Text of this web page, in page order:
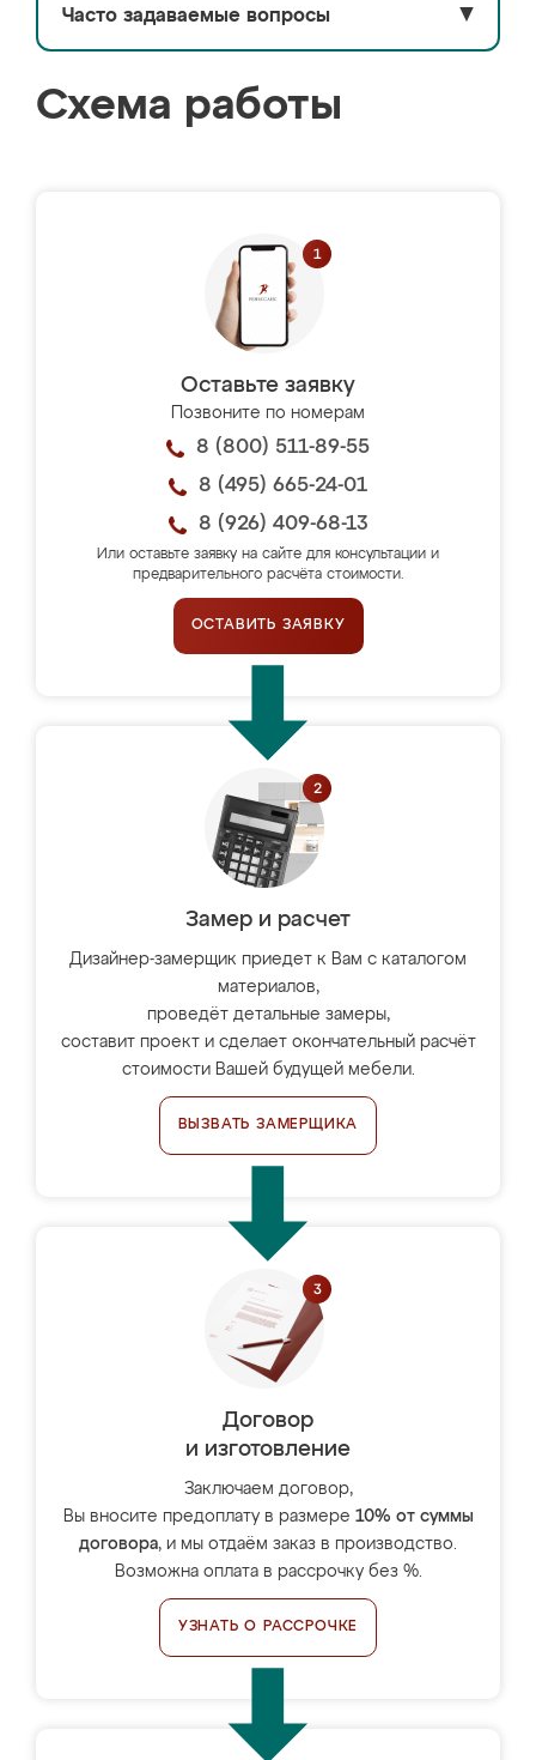
Часто задаваемые вопросы ▼
Схема работы
Оставьте заявку
Позвоните по номерам
8 (800) 511-89-55
8 (495) 665-24-01
8 (926) 409-68-13
Или оставьте заявку на сайте для консультации и
предварительного расчёта стоимости.
ОСТАВИТЬ ЗАЯВКУ
Замер и расчет
Дизайнер-замерщик приедет к Вам с каталогом
материалов,
проведёт детальные замеры,
составит проект и сделает окончательный расчёт
стоимости Вашей будущей мебели.
ВЫЗВАТЬ ЗАМЕРЩИКА
Договор
и изготовление
Заключаем договор,
Вы вносите предоплату в размере 10% от суммы
договора, и мы отдаём заказ в производство.
Возможна оплата в рассрочку без %.
УЗНАТЬ О РАССРОЧКЕ